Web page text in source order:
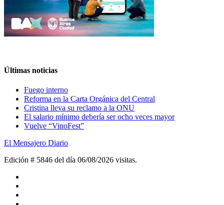
Últimas noticias
Fuego interno
Reforma en la Carta Orgánica del Central
Cristina lleva su reclamo a la ONU
El salario mínimo debería ser ocho veces mayor
Vuelve “VinoFest”
El Mensajero Diario
Edición # 5846 del día 06/08/2026 visitas.